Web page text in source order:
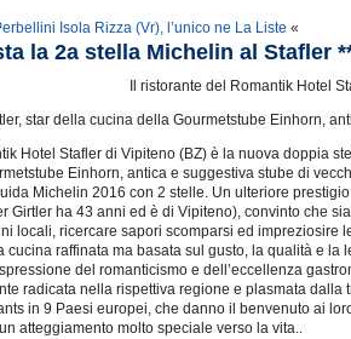
Isola Rizza (Vr), l’unico ne La Liste «
la 2a stella Michelin al Stafler
Il ristorante del Romantik Hotel
star della cucina della Gourmetstube Einhorn,
Hotel Stafler di Vipiteno (BZ) è la nuova doppia
Einhorn, antica e suggestiva stube di
Michelin 2016 con 2 stelle. Un ulteriore
Girtler ha 43 anni ed è di Vipiteno), convinto che
locali, ricercare sapori scomparsi ed
cucina raffinata ma basata sul gusto, la qualità e
del romanticismo e dell’eccellenza
radicata nella rispettiva regione e plasmata
in 9 Paesi europei, che danno il benvenuto ai
atteggiamento molto speciale verso la vita..